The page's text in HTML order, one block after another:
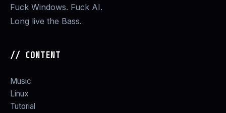
Fuck Windows. Fuck AI.
Long live the Bass.
// CONTENT
Music
Linux
Tutorial